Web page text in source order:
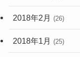
2018年2月 (26)
2018年1月 (25)